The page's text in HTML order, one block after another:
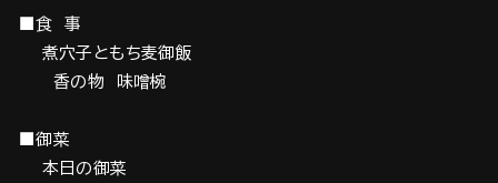
■食 事
煮穴子ともち麦御飯
香の物 味噌椀
■御菜
本日の御菜